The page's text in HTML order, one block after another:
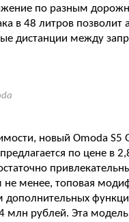
по разным
в 48 литров позволит
дистанции между
новый Omoda S5
по цене в
не менее, топовая
млн рублей. Эта